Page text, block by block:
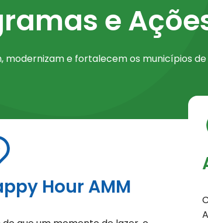
e
modernizam e fortalecem os municípios
Hour AMM